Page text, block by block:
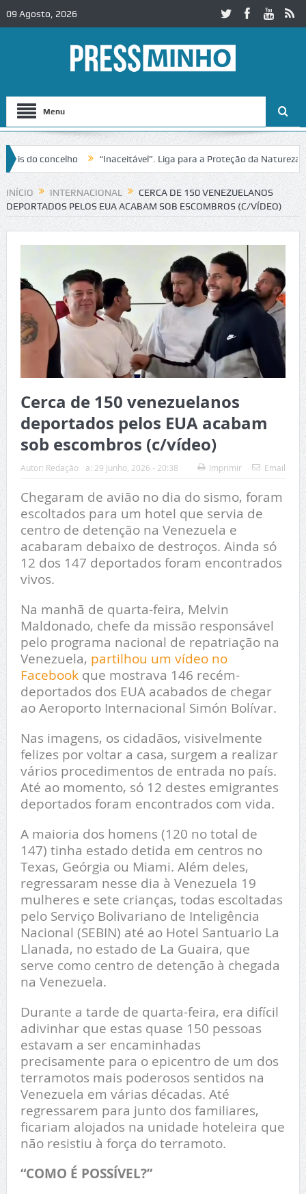
09 Agosto, 2026
Menu
concelho “Inaceitável”. Liga para a Proteção da Natureza
em Alcobaça Igreja do Castelo de Cerveira assegura
INÍCIO INTERNACIONAL
CERCA DE 150 VENEZUELANOS
DEPORTADOS PELOS EUA ACABAM SOB ESCOMBROS (C/VÍDEO)
Cerca de 150 venezuelanos
deportados pelos EUA acabam
sob escombros (c/vídeo)
Autor: Redação a: 29 Junho, 2026 - 20:38 Imprimir Email
Chegaram de avião no dia do sismo, foram
escoltados para um hotel que servia de
centro de detenção na Venezuela e
acabaram debaixo de destroços. Ainda só
12 dos 147 deportados foram encontrados
vivos.
Na manhã de quarta-feira, Melvin
Maldonado, chefe da missão responsável
pelo programa nacional de repatriação na
Venezuela, partilhou um vídeo no
Facebookque mostrava 146 recém-
deportados dos EUA acabados de chegar
ao Aeroporto Internacional Simón Bolívar.
Nas imagens, os cidadãos, visivelmente
felizes por voltar a casa, surgem a realizar
vários procedimentos de entrada no país.
Até ao momento, só 12 destes emigrantes
deportados foram encontrados com vida.
A maioria dos homens (120 no total de
147) tinha estado detida em centros no
Texas, Geórgia ou Miami. Além deles,
regressaram nesse dia à Venezuela 19
mulheres e sete crianças, todas escoltadas
pelo Serviço Bolivariano de Inteligência
Nacional (SEBIN) até ao Hotel Santuario La
Llanada, no estado de La Guaira, que
serve como centro de detenção à chegada
na Venezuela.
Durante a tarde de quarta-feira, era difícil
adivinhar que estas quase 150 pessoas
estavam a ser encaminhadas
precisamente para o epicentro de um dos
terramotos mais poderosos sentidos na
Venezuela em várias décadas. Até
regressarem para junto dos familiares,
ficariam alojados na unidade hoteleira que
não resistiu à força do terramoto.
“COMO É POSSÍVEL?”